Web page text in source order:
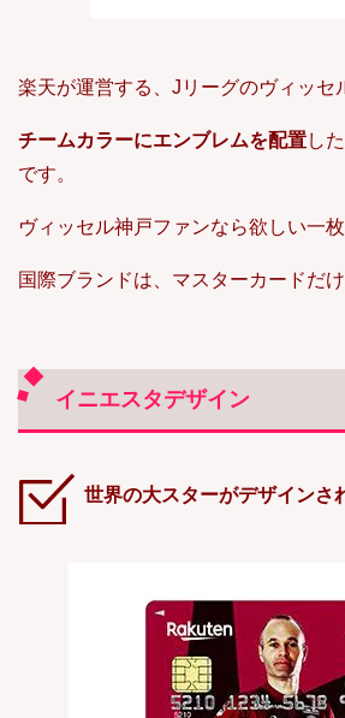
楽天が運営する、Jリーグのヴィッセ
チームカラーにエンブレムを配置し
です。
ヴィッセル神戸ファンなら欲しい一枚
国際ブランドは、マスターカードだけ
イニエスタデザイン
世界の大スターがデザインさ